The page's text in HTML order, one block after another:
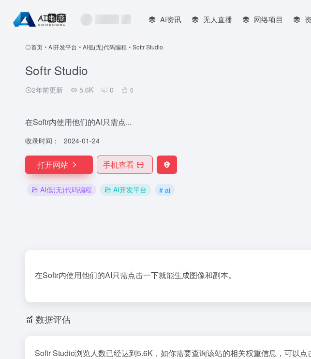
AI资讯 无人直播 网络项目
首页 • AI开发平台 • AI低(无)代码编程 • Softr Studio
Softr Studio
2年前更新 5.6K 0 0
在Softr内使用他们的AI只需点...
收录时间： 2024-01-24
打开网站 手机查看
AI低(无)代码编程 AI开发平台 # ai
在Softr内使用他们的AI只需点击一下就能生成图像和副本。
数据评估
Softr Studio浏览人数已经达到5.6K，如你需要查询该站的相关权重信息，可以点